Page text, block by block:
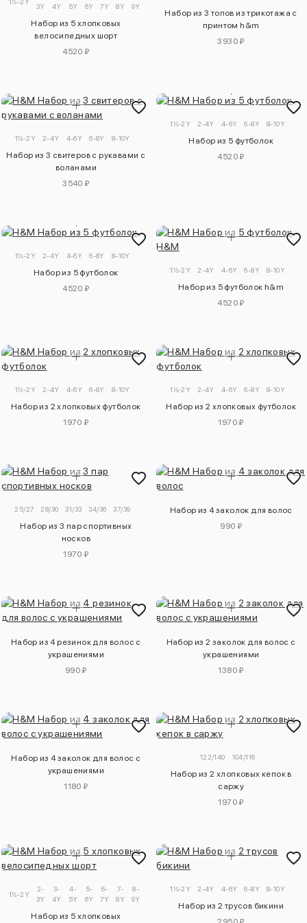
3Y
4Y
5Y
6Y
7Y
8Y
9Y
Набор из 5 хлопковых
велосипедных шорт
4520 ₽
Набор из 3 топов из трикотажа с
принтом h&m
3930 ₽
1½-2Y 2-4Y 4-6Y 6-8Y 8-10Y
Набор из 3 свитеров с рукавами с
воланами
3540 ₽
1½-2Y 2-4Y 4-6Y 6-8Y 8-10Y
Набор из 5 футболок
4520 ₽
1½-2Y 2-4Y 4-6Y 6-8Y 8-10Y
Набор из 5 футболок
4520 ₽
1½-2Y 2-4Y 4-6Y 6-8Y 8-10Y
Набор из 5 футболок h&m
4520 ₽
1½-2Y 2-4Y 4-6Y 6-8Y 8-10Y
Набор из 2 хлопковых футболок
1970 ₽
1½-2Y 2-4Y 4-6Y 6-8Y 8-10Y
Набор из 2 хлопковых футболок
1970 ₽
25/27 28/30 31/33 34/36 37/39
Набор из 3 пар спортивных
носков
1970 ₽
Набор из 4 заколок для волос
990 ₽
Набор из 4 резинок для волос с
украшениями
990 ₽
Набор из 2 заколок для волос с
украшениями
1380 ₽
Набор из 4 заколок для волос с
украшениями
1180 ₽
122/140 104/116
Набор из 2 хлопковых кепок в
саржу
1970 ₽
1½-2Y
2-
3Y
3-
4Y
4-
5Y
5-
6Y
6-
7Y
7-
8Y
8-
9Y
Набор из 5 хлопковых
1½-2Y 2-4Y 4-6Y 6-8Y 8-10Y
Набор из 2 трусов бикини